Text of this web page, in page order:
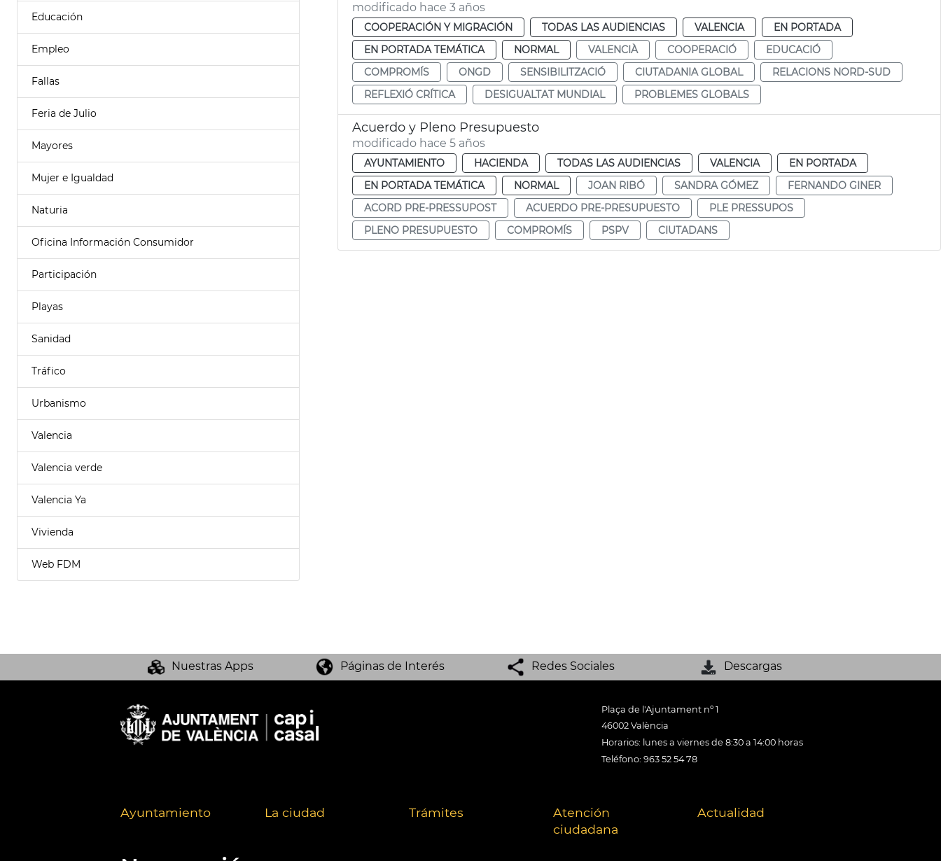
Educación
Empleo
Fallas
Feria de Julio
Mayores
Mujer e Igualdad
Naturia
Oficina Información Consumidor
Participación
Playas
Sanidad
Tráfico
Urbanismo
Valencia
Valencia verde
Valencia Ya
Vivienda
Web FDM
modificado hace 3 años
COOPERACIÓN Y MIGRACIÓN TODAS LAS AUDIENCIAS VALENCIA
EN PORTADA
EN PORTADA TEMÁTICA
NORMAL VALENCIÀ COOPERACIÓ
EDUCACIÓ
COMPROMÍS
ONGD SENSIBILITZACIÓ CIUTADANIA GLOBAL
RELACIONS NORD-SUD
REFLEXIÓ CRÍTICA
DESIGUALTAT MUNDIAL PROBLEMES GLOBALS
Acuerdo y Pleno Presupuesto
modificado hace 5 años
AYUNTAMIENTO HACIENDA TODAS LAS AUDIENCIAS VALENCIA
EN PORTADA
EN PORTADA TEMÁTICA
NORMAL JOAN RIBÓ SANDRA GÓMEZ
FERNANDO GINER
ACORD PRE-PRESSUPOST
ACUERDO PRE-PRESUPUESTO
PLE PRESSUPOS
PLENO PRESUPUESTO
COMPROMÍS PSPV CIUTADANS
Nuestras Apps Páginas de Interés Redes Sociales Descargas
Plaça de l'Ajuntament nº 1
46002 València
Horarios: lunes a viernes de 8:30 a 14:00 horas
Teléfono: 963 52 54 78
Ayuntamiento La ciudad Trámites
Atención
ciudadana
Actualidad